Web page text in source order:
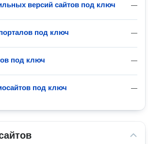
—
версий сайтов под ключ
—
под ключ
—
под ключ
—
под ключ